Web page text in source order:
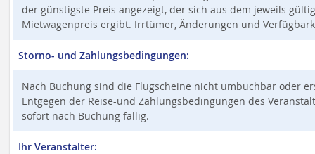
der günstigste Preis angezeigt, der sich aus dem jeweils
Mietwagenpreis ergibt. Irrtümer, Änderungen und
Storno- und Zahlungsbedingungen:
Nach Buchung sind die Flugscheine nicht umbuchbar oder
Entgegen der Reise-und Zahlungsbedingungen des
sofort nach Buchung fällig.
Ihr Veranstalter: